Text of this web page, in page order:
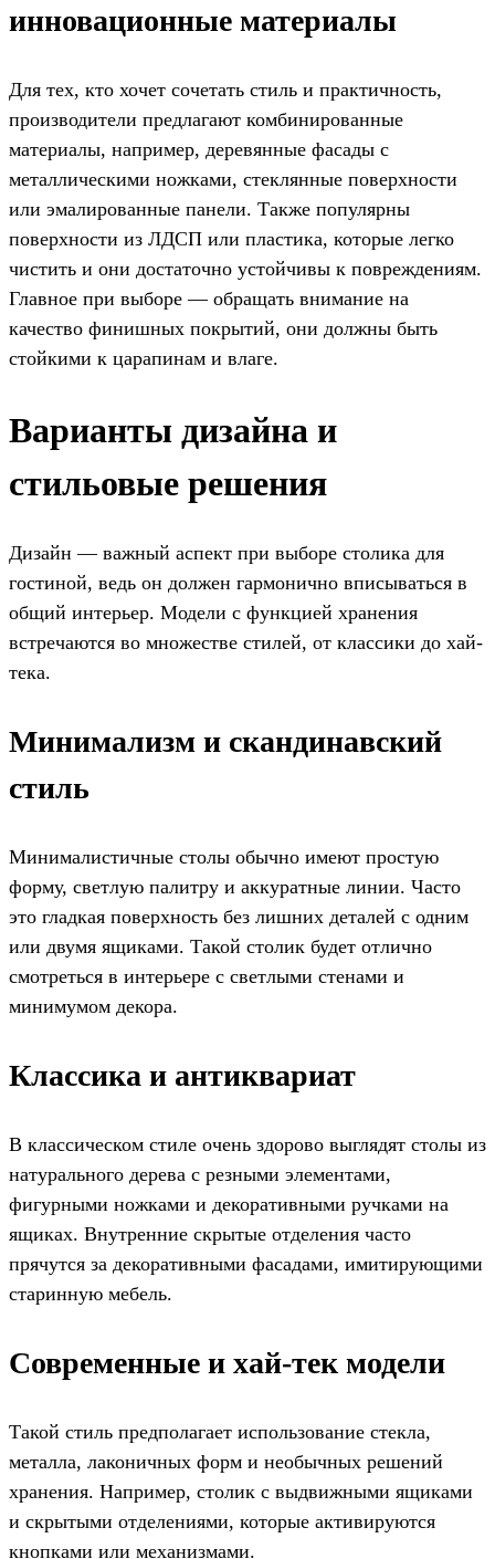
инновационные материалы
Для тех, кто хочет сочетать стиль и практичность,
производители предлагают комбинированные
материалы, например, деревянные фасады с
металлическими ножками, стеклянные поверхности
или эмалированные панели. Также популярны
поверхности из ЛДСП или пластика, которые легко
чистить и они достаточно устойчивы к повреждениям.
Главное при выборе — обращать внимание на
качество финишных покрытий, они должны быть
стойкими к царапинам и влаге.
Варианты дизайна и
стильовые решения
Дизайн — важный аспект при выборе столика для
гостиной, ведь он должен гармонично вписываться в
общий интерьер. Модели с функцией хранения
встречаются во множестве стилей, от классики до хай-
тека.
Минимализм и скандинавский
стиль
Минималистичные столы обычно имеют простую
форму, светлую палитру и аккуратные линии. Часто
это гладкая поверхность без лишних деталей с одним
или двумя ящиками. Такой столик будет отлично
смотреться в интерьере с светлыми стенами и
минимумом декора.
Классика и антиквариат
В классическом стиле очень здорово выглядят столы из
натурального дерева с резными элементами,
фигурными ножками и декоративными ручками на
ящиках. Внутренние скрытые отделения часто
прячутся за декоративными фасадами, имитирующими
старинную мебель.
Современные и хай-тек модели
Такой стиль предполагает использование стекла,
металла, лаконичных форм и необычных решений
хранения. Например, столик с выдвижными ящиками
и скрытыми отделениями, которые активируются
кнопками или механизмами.